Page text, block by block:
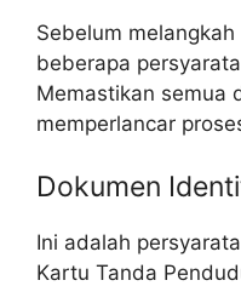
Sebelum
beberapa
Memastikan semua
memperlancar
Dokumen
Ini adalah
Kartu Tanda